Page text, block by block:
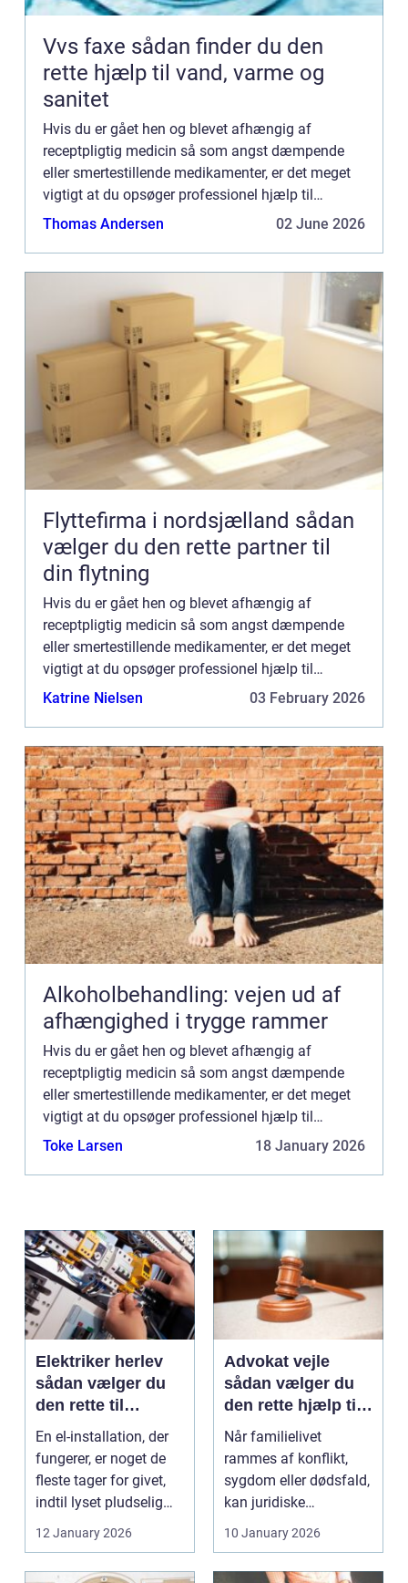
Vvs faxe sådan finder du den
rette hjælp til vand, varme og
sanitet
Hvis du er gået hen og blevet afhængig af
receptpligtig medicin så som angst dæmpende
eller smertestillende medikamenter, er det meget
vigtigt at du opsøger professionel hjælp til
afvænning. Mange af disse præparater – for
Thomas Andersen 02 June 2026
Flyttefirma i nordsjælland sådan
vælger du den rette partner til
din flytning
Hvis du er gået hen og blevet afhængig af
receptpligtig medicin så som angst dæmpende
eller smertestillende medikamenter, er det meget
vigtigt at du opsøger professionel hjælp til
afvænning. Mange af disse præparater – for
Katrine Nielsen 03 February 2026
Alkoholbehandling: vejen ud af
afhængighed i trygge rammer
Hvis du er gået hen og blevet afhængig af
receptpligtig medicin så som angst dæmpende
eller smertestillende medikamenter, er det meget
vigtigt at du opsøger professionel hjælp til
afvænning. Mange af disse præparater – for
Toke Larsen 18 January 2026
Elektriker herlev
sådan vælger du
den rette til
opgaven
En el-installation, der
fungerer, er noget de
fleste tager for givet,
indtil lyset pludselig
går, el...
12 January 2026
Advokat vejle
sådan vælger du
den rette hjælp til
familien
Når familielivet
rammes af konflikt,
sygdom eller dødsfald,
kan juridiske
spørgsmål hurtigt
10 January 2026